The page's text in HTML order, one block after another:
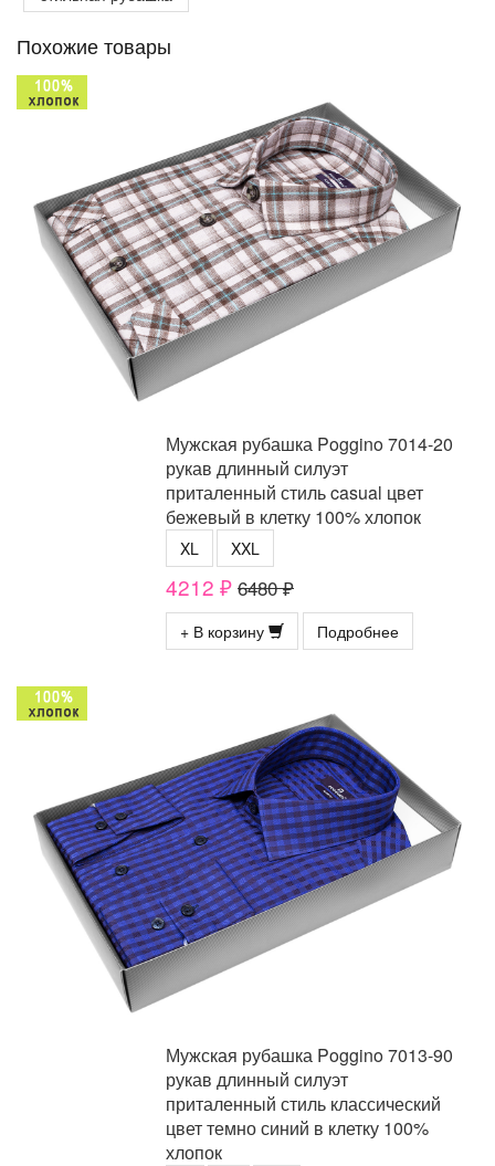
Похожие товары
Мужская рубашка Poggino 7014-20
рукав длинный силуэт
приталенный стиль casual цвет
бежевый в клетку 100% хлопок
XL XXL
4212 ₽ 6480 ₽
+ В корзину Подробнее
Мужская рубашка Poggino 7013-90
рукав длинный силуэт
приталенный стиль классический
цвет темно синий в клетку 100%
хлопок